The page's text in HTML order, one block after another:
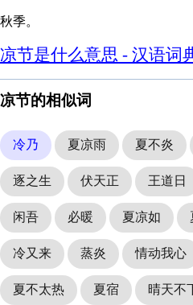
秋季。
凉节是什么意思 - 汉语词
凉节的相似词
冷乃 夏凉雨 夏不炎
逐之生 伏天正 王道日
闲吾 必暖 夏凉如
冷又来 蒸炎 情动我心
夏不太热 夏宿 晴天不